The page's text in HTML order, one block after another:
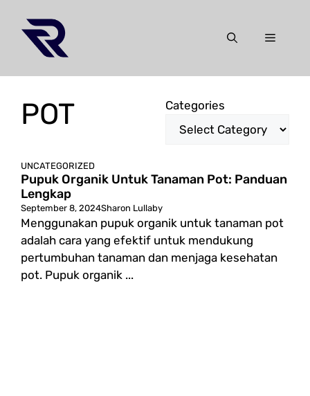
content
Menu
POT Categories
UNCATEGORIZED
Pupuk Organik Untuk Tanaman Pot: Panduan
Lengkap
September 8, 2024Sharon Lullaby
Menggunakan pupuk organik untuk tanaman pot
adalah cara yang efektif untuk mendukung
pertumbuhan tanaman dan menjaga kesehatan
pot. Pupuk organik ...